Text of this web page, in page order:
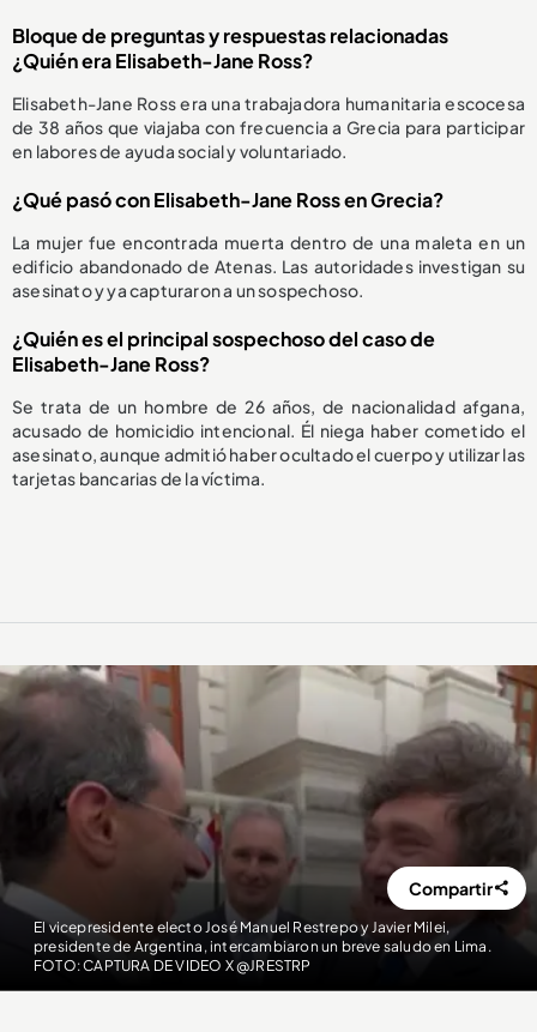
Bloque de preguntas y respuestas relacionadas
¿Quién era Elisabeth-Jane Ross?
Elisabeth-Jane Ross era una trabajadora humanitaria escocesa
de 38 años que viajaba con frecuencia a Grecia para participar
en labores de ayuda social y voluntariado.
¿Qué pasó con Elisabeth-Jane Ross en Grecia?
La mujer fue encontrada muerta dentro de una maleta en un
edificio abandonado de Atenas. Las autoridades investigan su
asesinato y ya capturaron a un sospechoso.
¿Quién es el principal sospechoso del caso de
Elisabeth-Jane Ross?
Se trata de un hombre de 26 años, de nacionalidad afgana,
acusado de homicidio intencional. Él niega haber cometido el
asesinato, aunque admitió haber ocultado el cuerpo y utilizar las
tarjetas bancarias de la víctima.
El vicepresidente electo José Manuel Restrepo y Javier Milei,
presidente de Argentina, intercambiaron un breve saludo en Lima.
FOTO: CAPTURA DE VIDEO X @JRESTRP
Compartir